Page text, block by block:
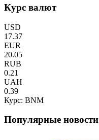
Курс валют
USD
17.37
EUR
20.05
RUB
0.21
UAH
0.39
Курс: BNM
Популярные новости